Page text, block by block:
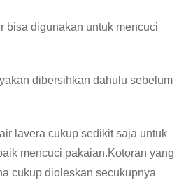
bisa digunakan untuk mencuci
dibersihkan dahulu sebelum
lavera cukup sedikit saja untuk
mencuci pakaian.Kotoran yang
cukup dioleskan secukupnya